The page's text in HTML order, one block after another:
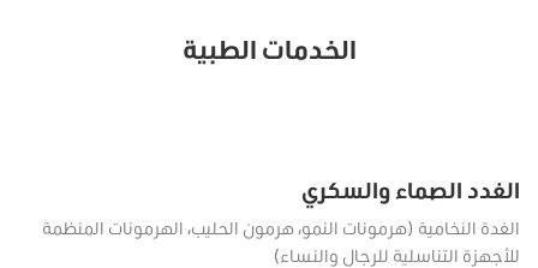
الخدمات الطبية
الغدد الصماء والسكري
الغدة النخامية (هرمونات النمو، هرمون الحليب، الهرمونات المنظمة
للأجهزة التناسلية للرجال والنساء)